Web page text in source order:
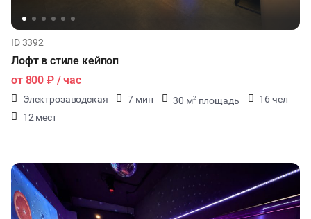
ID 3392
Лофт в стиле кейпоп
от 800 ₽/ час
Электрозаводская 7 мин 30 м2 площадь
16 чел
12 мест